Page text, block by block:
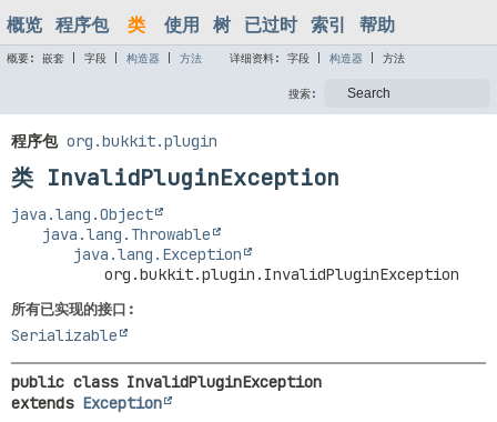
概览 程序包 类 使用 树 已过时 索引 帮助
概要: 嵌套 | 字段 | 构造器 方法 详细资料: 字段 | 构造器 方法
搜索:
程序包 org.bukkit.plugin
类 InvalidPluginException
java.lang.Object
java.lang.Throwable
java.lang.Exception
org.bukkit.plugin.InvalidPluginException
所有已实现的接口:
Serializable
public class InvalidPluginException
extends Exception